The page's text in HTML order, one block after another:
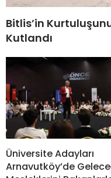
Bitlis’in
Kutlandı
Üniversite Adayları
Arnavutköy’de